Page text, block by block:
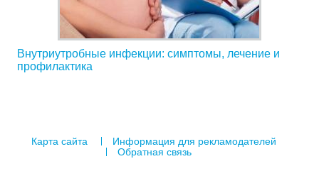
Внутриутробные инфекции: симптомы, лечение и
профилактика
Карта сайта
Информация для рекламодателей
Обратная связь